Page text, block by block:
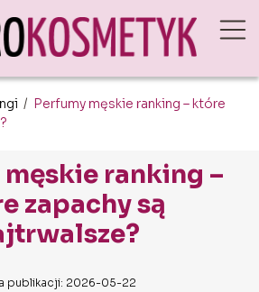
/ Perfumy męskie ranking – które
ranking –
zapachy są
publikacji: 2026-05-22